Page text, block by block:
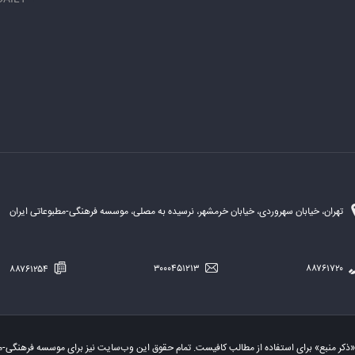
تهران، خیابان سهروردی، خیابان خرمشهر، نرسیده به مصلی، موسسه فرهنگی-مطبوعاتی ایران
«ذکر منبع» برای استفاده از مطالب کافیست. تمام حقوق این وب‌سایت نیز برای موسسه